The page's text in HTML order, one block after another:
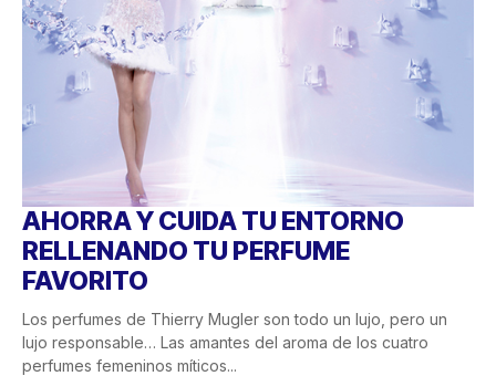
AHORRA Y CUIDA TU ENTORNO
RELLENANDO TU PERFUME
FAVORITO
Los perfumes de Thierry Mugler son todo un lujo, pero un
lujo responsable… Las amantes del aroma de los cuatro
perfumes femeninos míticos...